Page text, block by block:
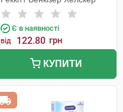
Є в наявності
від 122.80 грн
КУПИТИ